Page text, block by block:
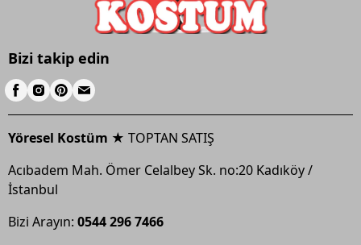
Bizi takip edin
Yöresel Kostüm ★ TOPTAN SATIŞ
Acıbadem Mah. Ömer Celalbey Sk. no:20 Kadıköy /
İstanbul
Bizi Arayın: 0544 296 7466